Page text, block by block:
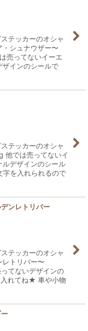
テッカーのオシャ
シュナウザー〜
売ってないイーエ
ザインのシールで
テッカーのオシャ
他では売ってないイ
デザインのシール
を入れられるので
ンレトリバー
テッカーのオシャ
レトリバー〜
てないデザインの
れてね★ 車や小物